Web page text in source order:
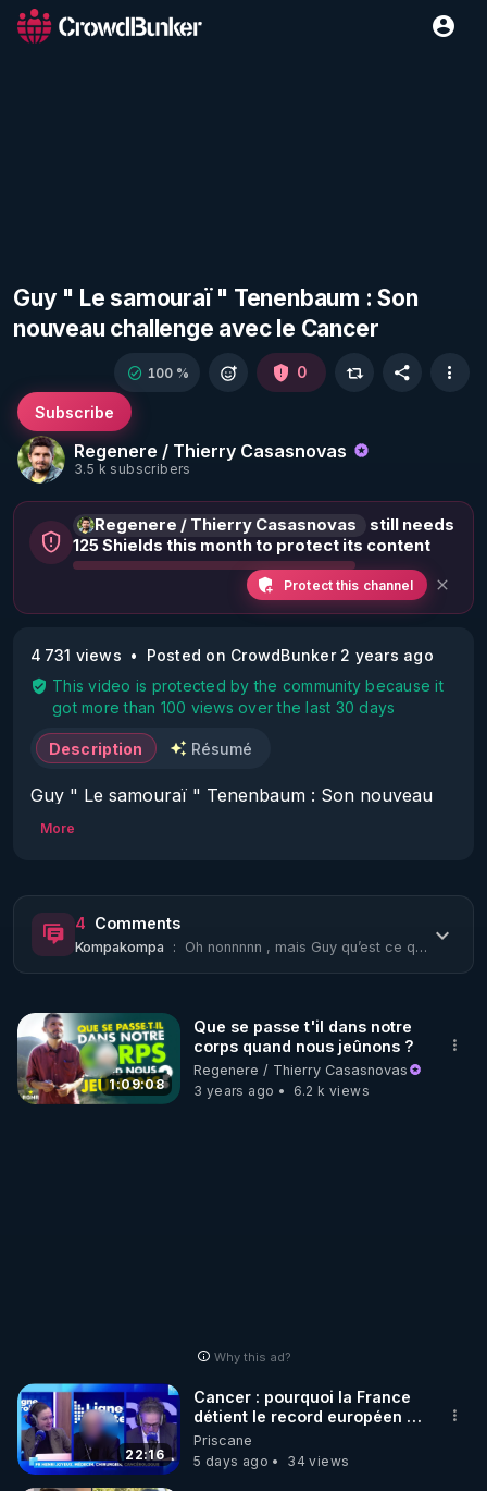
Guy " Le samouraï " Tenenbaum : Son
nouveau challenge avec le Cancer
Regenere / Thierry Casasnovas
3.5 k subscribers
Subscribe
100 % 0
Regenere / Thierry Casasnovas
still needs
125 Shields this month to protect its content
Protect this channel
4 731 views
Posted on CrowdBunker 2 years ago
This video is protected by the community because it
got more than 100 views over the last 30 days
Description Résumé
Guy " Le samouraï " Tenenbaum : Son nouveau
challenge avec le Cancer
dadherent/niveaux-dadhesion/
More
4 Comments
Kompakompa : Oh nonnnnn , mais Guy qu’est ce qui vous a pris de vous faire pic pic. vous étie...
1:09:08
Que se passe t'il dans notre
corps quand nous jeûnons ?
Regenere / Thierry Casasnovas
3 years ago
6.2 k views
Why this ad?
22:16
Cancer : pourquoi la France
détient le record européen et
comment s’en protéger -
Henri Joyeux
Priscane
5 days ago
34 views